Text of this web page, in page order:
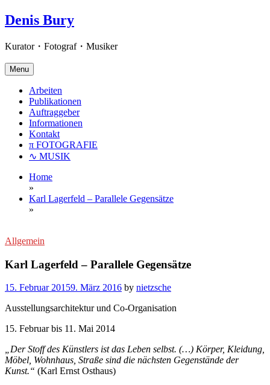
Skip
to
Denis Bury
Kurator・Fotograf・Musiker
Menu
Arbeiten
Publikationen
Auftraggeber
Informationen
Kontakt
π FOTOGRAFIE
∿ MUSIK
Home
»
Karl Lagerfeld – Parallele Gegensätze
»
Allgemein
Karl Lagerfeld – Parallele Gegensätze
15. Februar 20159. März 2016 by nietzsche
Ausstellungsarchitektur und Co-Organisation
15. Februar bis 11. Mai 2014
„Der Stoff des Künstlers ist das Leben selbst. (…) Körper, Kleidung,
Möbel, Wohnhaus, Straße sind die nächsten Gegenstände der
Kunst.“ (Karl Ernst Osthaus)